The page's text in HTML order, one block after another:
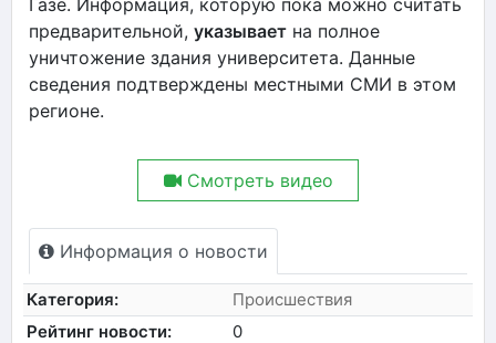
предварительной, указывает на полное
уничтожение здания университета. Данные
сведения подтверждены местными СМИ в этом
регионе.
Смотреть видео
Информация о новости
Категория:
Происшествия
Рейтинг новости:
0